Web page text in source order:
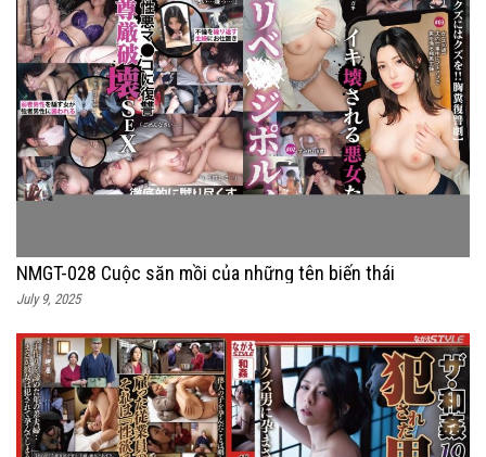
NMGT-028 Cuộc săn mồi của những tên biến thái
July 9, 2025